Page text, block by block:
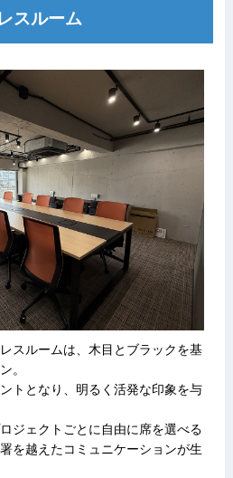
スルーム
スルームは、木目とブラックを基
。
トとなり、明るく活発な印象を与
ジェクトごとに自由に席を選べる
を越えたコミュニケーションが生